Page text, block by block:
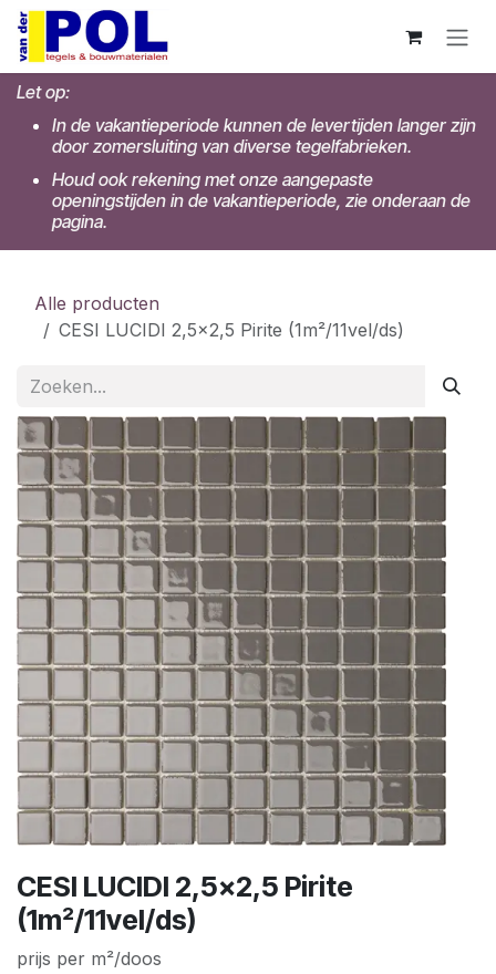
Overslaan naar inhoud
Let op:
In de vakantieperiode kunnen de levertijden langer zijn
door zomersluiting van diverse tegelfabrieken.
Houd ook rekening met onze aangepaste
openingstijden in de vakantieperiode, zie onderaan de
pagina.
Alle producten
CESI LUCIDI 2,5x2,5 Pirite (1m²/11vel/ds)
CESI LUCIDI 2,5x2,5 Pirite
(1m²/11vel/ds)
prijs per m²/doos